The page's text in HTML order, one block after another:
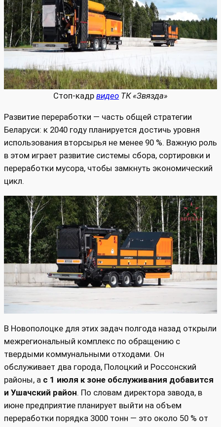
Стоп-кадр видео ТК «Звязда»
Развитие переработки — часть общей стратегии
Беларуси: к 2040 году планируется достичь уровня
использования вторсырья не менее 90 %. Важную роль
в этом играет развитие системы сбора, сортировки и
переработки мусора, чтобы замкнуть экономический
цикл.
В Новополоцке для этих задач полгода назад открыли
межрегиональный комплекс по обращению с
твердыми коммунальными отходами. Он
обслуживает два города, Полоцкий и Россонский
районы, а с 1 июля к зоне обслуживания добавится
и Ушачский район. По словам директора завода, в
июне предприятие планирует выйти на объем
переработки порядка 3000 тонн — это около 50 % от